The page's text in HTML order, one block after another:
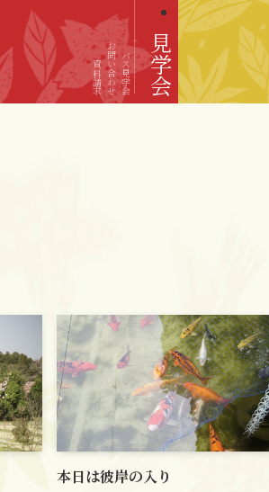
見学会
バス見学会
お問い合わせ
資料請求
本日は彼岸の入り